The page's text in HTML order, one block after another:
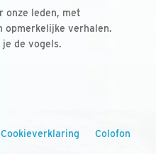
onze leden, met
opmerkelijke verhalen.
de vogels.
Cookieverklaring Colofon